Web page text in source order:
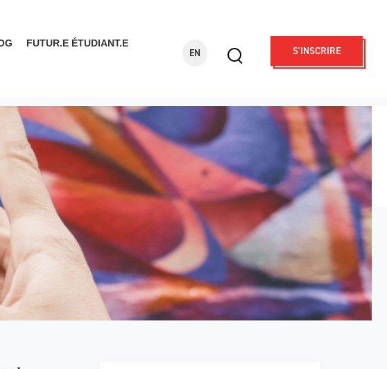
FUTUR.E ÉTUDIANT.E
EN
Display
S'INSCRIRE
Rechercher